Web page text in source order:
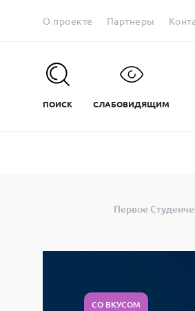
О проекте Партнеры
ПОИСК СЛАБОВИДЯЩИМ
Первое
СО ВКУСОМ